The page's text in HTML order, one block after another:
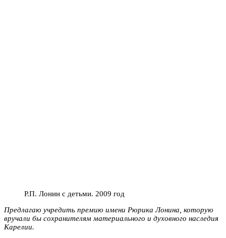
Р.П. Лонин с детьми. 2009 год
Предлагаю учредить премию имени Рюрика Лонина, которую
вручали бы сохранителям материального и духовного наследия
Карелии.